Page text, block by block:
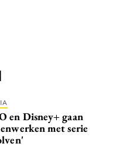
en Disney+ gaan
met serie